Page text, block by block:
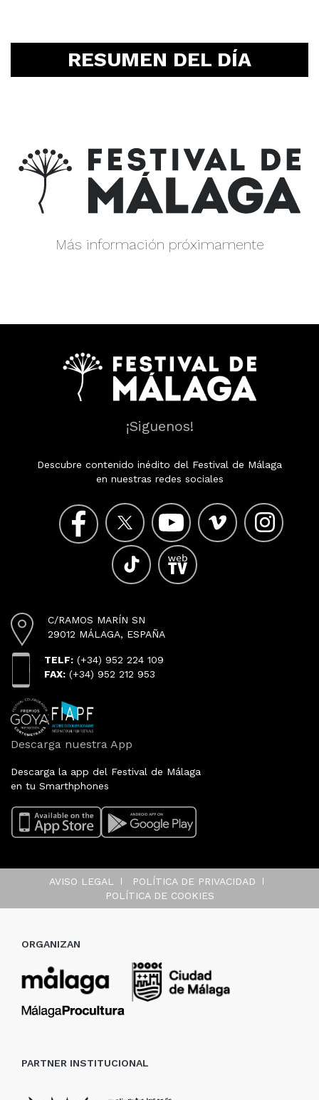
RESUMEN DEL DÍA
Más información próximamente
¡Siguenos!
Descubre contenido inédito del Festival de Málaga
en nuestras redes sociales
C/RAMOS MARÍN SN
29012 MÁLAGA, ESPAÑA
TELF: (+34) 952 224 109
FAX: (+34) 952 212 953
Descarga nuestra App
Descarga la app del Festival de Málaga
en tu Smarthphones
AVISO LEGAL
POLÍTICA DE PRIVACIDAD
POLÍTICA DE COOKIES
ORGANIZAN
PARTNER INSTITUCIONAL